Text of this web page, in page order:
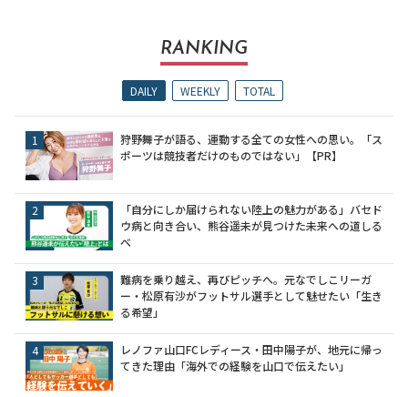
RANKING
DAILY WEEKLY TOTAL
狩野舞子が語る、運動する全ての女性への思い。「ス
ポーツは競技者だけのものではない」【PR】
「自分にしか届けられない陸上の魅力がある」バセド
ウ病と向き合い、熊谷遥未が見つけた未来への道しる
べ
難病を乗り越え、再びピッチへ。元なでしこリーガ
ー・松原有沙がフットサル選手として魅せたい「生き
る希望」
レノファ山口FCレディース・田中陽子が、地元に帰っ
てきた理由「海外での経験を山口で伝えたい」